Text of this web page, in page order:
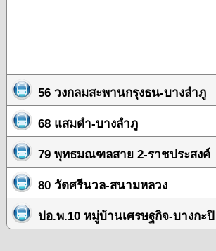
56 วงกลมสะพานกรุงธน-บางลำภู
68 แสมดำ-บางลำภู
79 พุทธมณฑลสาย 2-ราชประสงค์
80 วัดศรีนวล-สนามหลวง
ปอ.พ.10 หมู่บ้านเศรษฐกิจ-บางกะปิ